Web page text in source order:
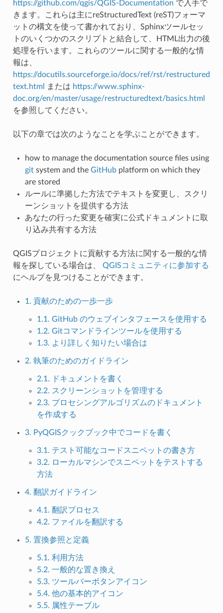
https://github.com/qgis/QGIS-Documentation で入手で
きます。これらは主にreStructuredText (reST)フォーマ
ットの構文を使って書かれており、Sphinxツールセッ
トのいくつかのスクリプトと結合して、HTML出力の後
処理を行います。これらのツールに関する一般的な情
報は、
https://docutils.sourceforge.io/docs/ref/rst/restructured
text.html
または https://www.sphinx-
doc.org/en/master/usage/restructuredtext/basics.html
を参照してください。
以下の章では次のようなことを学ぶことができます。
how to manage the documentation source files using
gitsystem and the GitHubplatform on which they
are stored
ルールに準拠した方法でテキストを変更し、スクリ
ーンショットを提供する方法
あなたの行った変更を確実に公式ドキュメントに取
り込み共有する方法
QGISプロジェクトに貢献する方法に関する一般的な情
報を探している場合は、 QGISコミュニティに参加する
にヘルプを見つけることができます。
1. 貢献のための一歩一歩
1.1. GitHub のウェブインタフェースを使用する
1.2. Gitコマンドラインツールを使用する
1.3. より詳しく知りたい場合は
2. 執筆のためのガイドライン
2.1. ドキュメントを書く
2.2. スクリーンショットを管理する
2.3. プロセシングアルゴリズムのドキュメント
を作成する
3. PyQGISクックブック中でコードを書く
3.1. テスト可能なコードスニペットの書き方
3.2. ローカルマシンでスニペットをテストする
方法
4. 翻訳ガイドライン
4.1. 翻訳プロセス
4.2. ファイルを翻訳する
5. 置換参照と定義
5.1. 利用方法
5.2. 一般的な置き換え
5.3. ツールバーボタンアイコン
5.4. 他の基本的アイコン
5.5. 属性テーブル